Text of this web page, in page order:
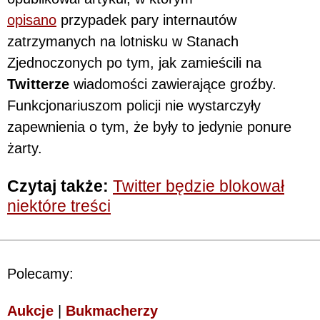
opisano przypadek pary internautów
zatrzymanych na lotnisku w Stanach
Zjednoczonych po tym, jak zamieścili na
Twitterze wiadomości zawierające groźby.
Funkcjonariuszom policji nie wystarczyły
zapewnienia o tym, że były to jedynie ponure
żarty.
Czytaj także: Twitter będzie blokował
niektóre treści
Polecamy:
Aukcje Bukmacherzy